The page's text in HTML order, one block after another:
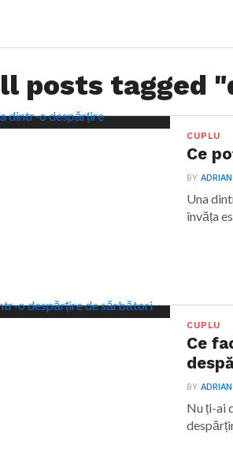
posts tagged
CUPLU
Ce
BY
Una
învăța
CUPLU
Ce
BY
Nu ți-ai